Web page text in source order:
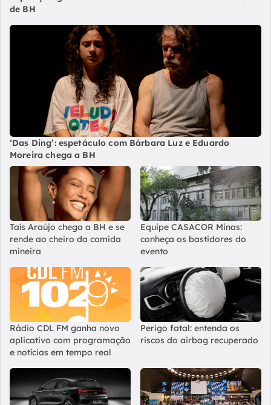
de BH
‘Das Ding’: espetáculo com Bárbara Luz e Eduardo
Moreira chega a BH
Taís Araújo chega a BH e se
rende ao cheiro da comida
mineira
Equipe CASACOR Minas:
conheça os bastidores do
evento
Rádio CDL FM ganha novo
aplicativo com programação
e notícias em tempo real
Perigo fatal: entenda os
riscos do airbag recuperado